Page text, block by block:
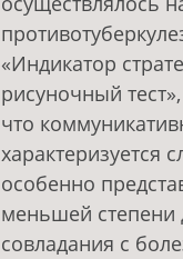
«Индикатор
рисуночный
что
характеризуется
особенно
меньшей степени
совладания с